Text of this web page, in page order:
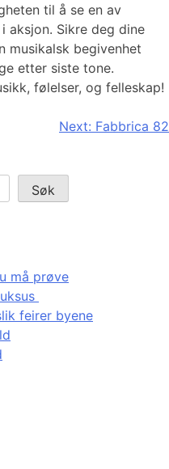
til å se en av
aksjon. Sikre deg dine
musikalsk begivenhet
etter siste tone.
følelser, og felleskap!
Next: Fabbrica 82
Søk
må prøve
feirer byene